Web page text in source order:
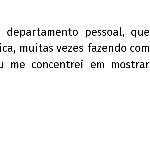
pessoal, que
muitas vezes fazendo com
me concentrei em mostrar